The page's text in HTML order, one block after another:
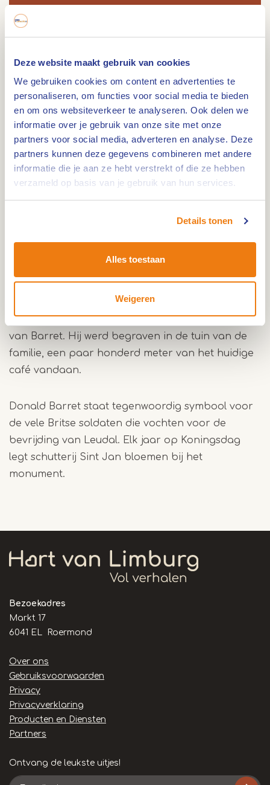
Deze website maakt gebruik van cookies
We gebruiken cookies om content en advertenties te
personaliseren, om functies voor social media te bieden
en om ons websiteverkeer te analyseren. Ook delen we
informatie over je gebruik van onze site met onze
partners voor social media, adverteren en analyse. Deze
partners kunnen deze gegevens combineren met andere
informatie die je aan ze hebt verstrekt of die ze hebben
verzameld op basis van je gebruik van hun services.
Details tonen
Alles toestaan
Weigeren
van de Britse militair Donald Barret. Pas in
oktober 1946 werd hij herbegraven op het Britse
oorlogskerkhof in Venray. Op de plek waar
Donald lag begraven in een tuin, is nu een
monument ter nagedachtenis aan Donald Barret
en alle andere Britse militairen.
Tussen Baexem en Heythuysen lag een groot
mijnenveld. Op 16 november 1944 werden Donald
Barrett en nog enkele soldaten van het 7th
Battalion Royal Welch Fusiliers erop uitgestuurd
leden van zijn bataljon raakten zwaargewond.
Tijdens een dienst in een loods achter het café
van de familie Schrooijen werd afscheid genomen
van Barret. Hij werd begraven in de tuin van de
familie, een paar honderd meter van het huidige
café vandaan.
Donald Barret staat tegenwoordig symbool voor
de vele Britse soldaten die vochten voor de
bevrijding van Leudal. Elk jaar op Koningsdag
legt schutterij Sint Jan bloemen bij het
monument.
Bezoekadres
Markt 17
6041 EL Roermond
Handige
links
Over ons
Gebruiksvoorwaarden
Privacy
Privacyverklaring
Producten en Diensten
Partners
Ontvang de leukste uitjes!
E-